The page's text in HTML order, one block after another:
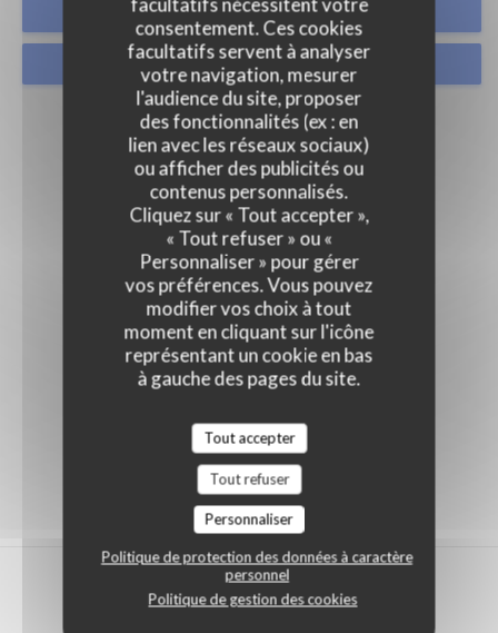
consentement. Ces cookies
facultatifs servent à analyser
votre navigation, mesurer
l'audience du site, proposer
des fonctionnalités (ex : en
lien avec les réseaux sociaux)
ou afficher des publicités ou
contenus personnalisés.
Cliquez sur « Tout accepter »,
« Tout refuser » ou «
Personnaliser » pour gérer
vos préférences. Vous pouvez
modifier vos choix à tout
moment en cliquant sur l'icône
représentant un cookie en bas
à gauche des pages du site.
Tout accepter
Tout refuser
Personnaliser
Politique de protection des données à caractère
personnel
Politique de gestion des cookies
RÉSERVER
VENTE À EMPORTER